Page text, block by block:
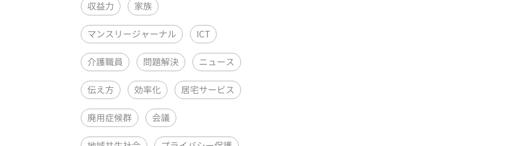
収益力 家族
マンスリージャーナル ICT
介護職員 問題解決 ニュース
伝え方 効率化 居宅サービス
廃用症候群 会議